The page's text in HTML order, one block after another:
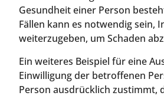
Gesundheit einer Person
Fällen kann es notwendig sein,
weiterzugeben, um Schaden
Ein weiteres Beispiel für eine
Einwilligung der betroffenen
Person ausdrücklich zustimmt,